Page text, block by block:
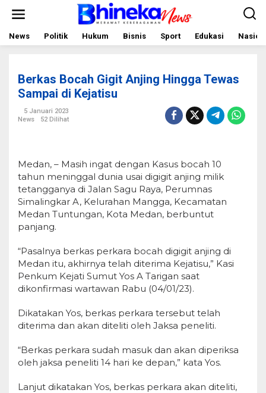
News Politik Hukum Bisnis Sport Edukasi
Berkas Bocah Gigit Anjing Hingga Tewas
Sampai di Kejatisu
5 Januari 2023
News
52 Dilihat
Medan, – Masih ingat dengan Kasus bocah 10
tahun meninggal dunia usai digigit anjing milik
tetangganya di Jalan Sagu Raya, Perumnas
Simalingkar A, Kelurahan Mangga, Kecamatan
Medan Tuntungan, Kota Medan, berbuntut
panjang.
“Pasalnya berkas perkara bocah digigit anjing di
Medan itu, akhirnya telah diterima Kejatisu,” Kasi
Penkum Kejati Sumut Yos A Tarigan saat
dikonfirmasi wartawan Rabu (04/01/23).
Dikatakan Yos, berkas perkara tersebut telah
diterima dan akan diteliti oleh Jaksa peneliti.
“Berkas perkara sudah masuk dan akan diperiksa
oleh jaksa peneliti 14 hari ke depan,” kata Yos.
Lanjut dikatakan Yos, berkas perkara akan diteliti,